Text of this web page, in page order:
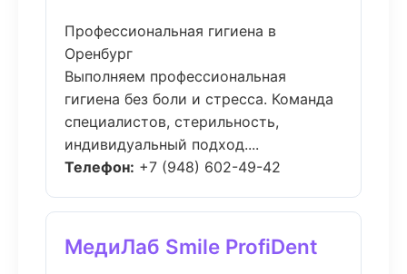
Профессиональная гигиена в
Оренбург
Выполняем профессиональная
гигиена без боли и стресса. Команда
специалистов, стерильность,
индивидуальный подход....
Телефон: +7 (948) 602-49-42
МедиЛаб Smile ProfiDent